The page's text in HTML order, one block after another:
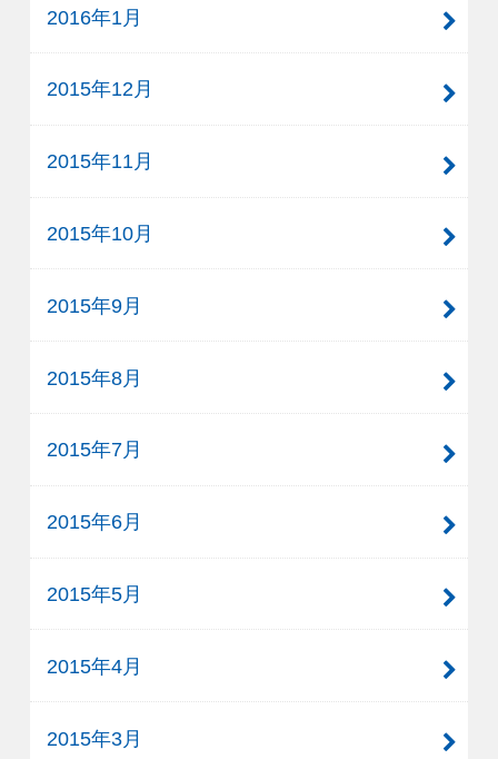
2016年1月
2015年12月
2015年11月
2015年10月
2015年9月
2015年8月
2015年7月
2015年6月
2015年5月
2015年4月
2015年3月